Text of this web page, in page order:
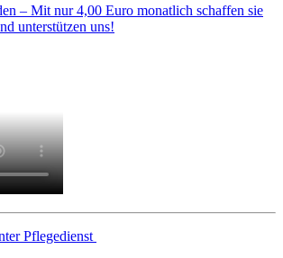
– Mit nur 4,00 Euro monatlich schaffen sie
unterstützen uns!
Pflegedienst